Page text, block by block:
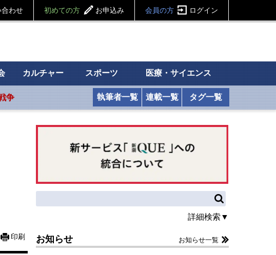
合わせ 初めての方 お申込み 会員の方 ログイン
カルチャー スポーツ 医療・サイエンス
争 執筆者一覧 連載一覧 タグ一覧
印刷
詳細検索▼
お知らせ お知らせ一覧